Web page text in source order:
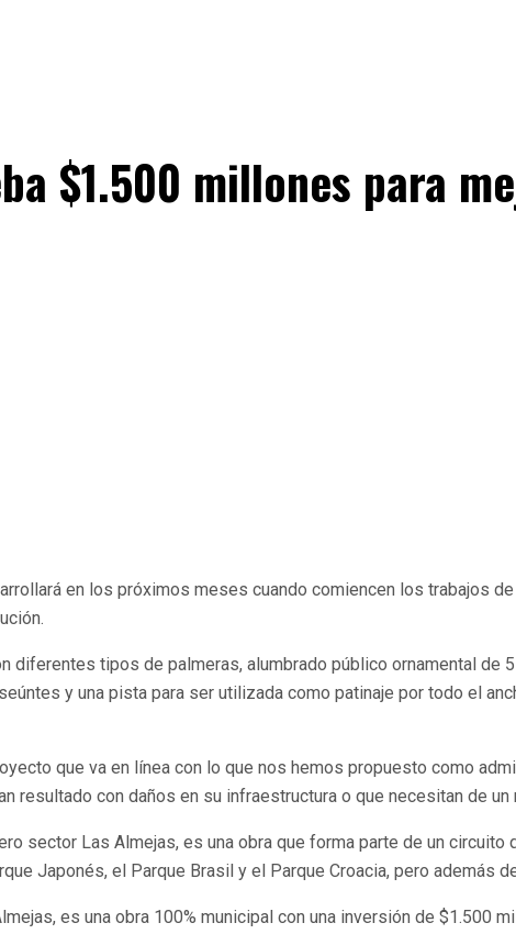
$1.500 millones para
en los próximos meses cuando comiencen los trabajos
diferentes tipos de palmeras, alumbrado público ornamental de
y una pista para ser utilizada como patinaje por todo el
que va en línea con lo que nos hemos propuesto como
resultado con daños en su infraestructura o que necesitan de un
sector Las Almejas, es una obra que forma parte de un
Japonés, el Parque Brasil y el Parque Croacia, pero además
es una obra 100% municipal con una inversión de $1.500